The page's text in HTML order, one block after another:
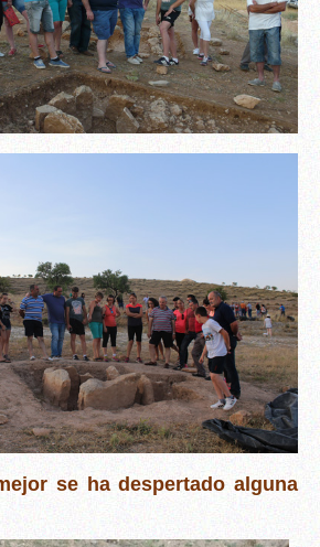
se ha despertado alguna